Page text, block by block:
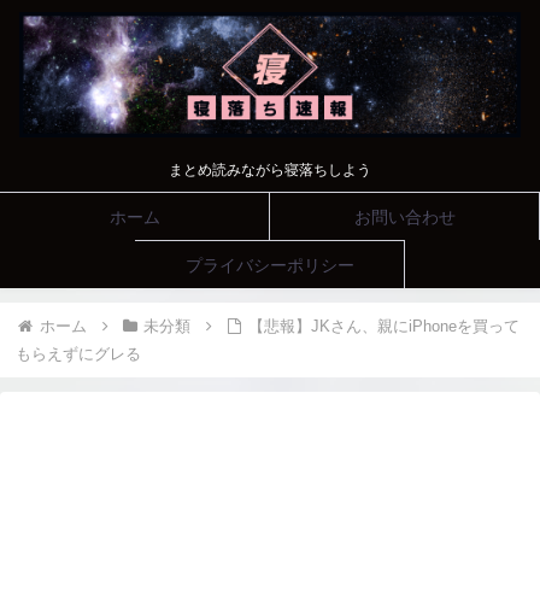
まとめ読みながら寝落ちしよう
ホーム お問い合わせ
プライバシーポリシー
ホーム 未分類
【悲報】JKさん、親にiPhoneを買って
もらえずにグレる